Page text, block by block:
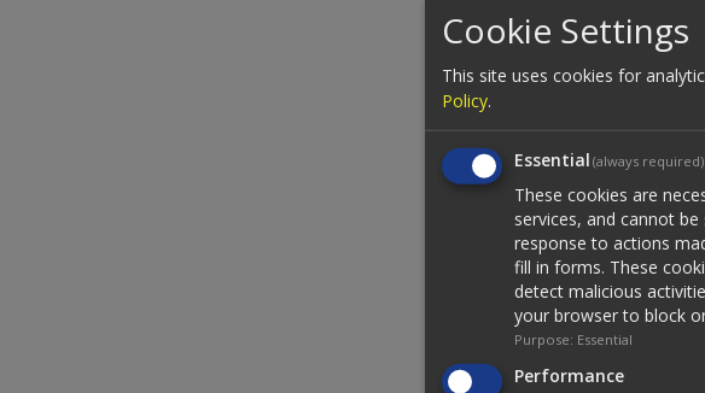
Θήκες
Cookie Settings
This site uses cookies for
Policy.
Essential (always required)
These cookies are
services, and cannot
response to actions
fill in forms. These
detect malicious
your browser to block
Purpose: Essential
Performance